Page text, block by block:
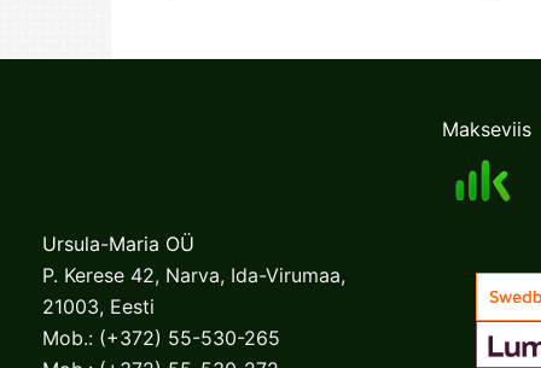
Ursula-Maria OÜ
P. Kerese 42, Narva, Ida-Virumaa,
21003, Eesti
Mob.: (+372) 55-530-265
Makseviis